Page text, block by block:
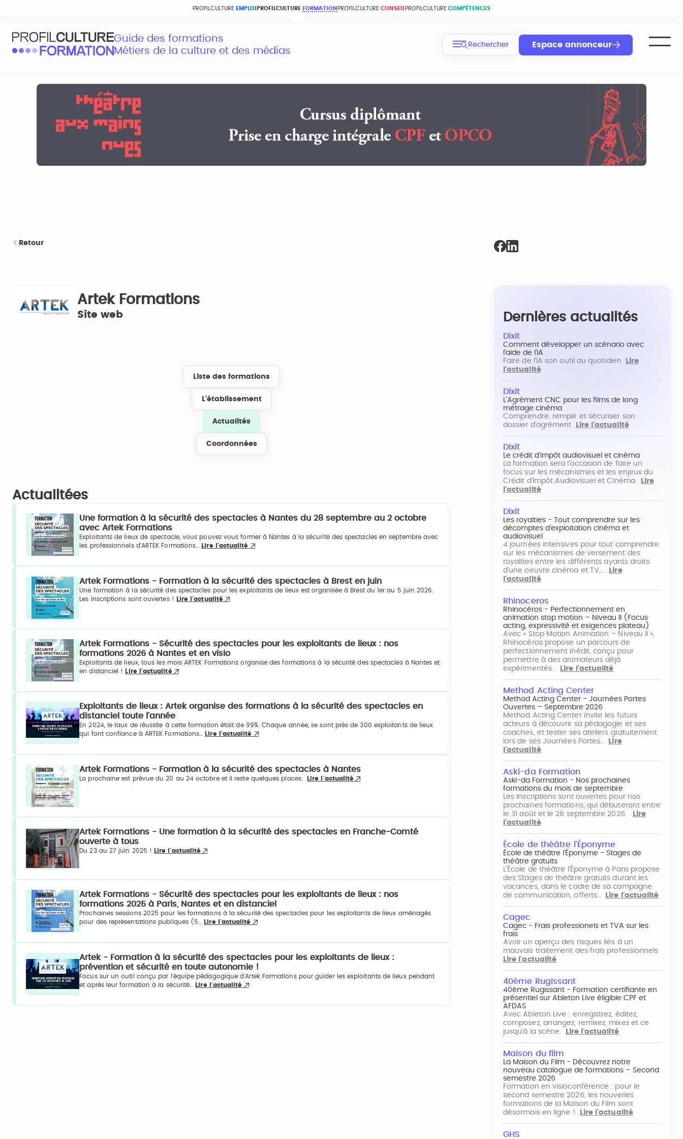
PROFILCULTURE EMPLOI PROFILCULTURE FORMATION PROFILCULTURE CONSEIL PROFILCULTURE COMPÉTENCES
Guide des formations
Métiers de la culture et des médias
Rechercher Espace annonceur
Retour
Artek Formations
Site web
Liste des formations
L'établissement
Actualités
Coordonnées
Actualitées
Une formation à la sécurité des spectacles à Nantes du 28 septembre au 2 octobre
avec Artek Formations
Exploitants de lieux de spectacle, vous pouvez vous former à Nantes à la sécurité des spectacles en septembre avec
les professionnels d'ARTEK Formations…
Lire l'actualité
Artek Formations - Formation à la sécurité des spectacles à Brest en juin
Une formation à la sécurité des spectacles pour les exploitants de lieux est organisée à Brest du 1er au 5 juin 2026.
Les inscriptions sont ouvertes !
Lire l'actualité
Artek Formations - Sécurité des spectacles pour les exploitants de lieux : nos
formations 2026 à Nantes et en visio
Exploitants de lieux, tous les mois ARTEK Formations organise des formations à la sécurité des spectacles à Nantes et
en distanciel !
Lire l'actualité
Exploitants de lieux : Artek organise des formations à la sécurité des spectacles en
distanciel toute l'année
En 2024, le taux de réussite à cette formation était de 99%. Chaque année, se sont près de 300 exploitants de lieux
qui font confiance à ARTEK Formations…
Lire l'actualité
Artek Formations - Formation à la sécurité des spectacles à Nantes
La prochaine est prévue du 20 au 24 octobre et il reste quelques places. Lire l'actualité
Artek Formations - Une formation à la sécurité des spectacles en Franche-Comté
ouverte à tous
Du 23 au 27 juin 2025 ! Lire l'actualité
Artek Formations - Sécurité des spectacles pour les exploitants de lieux : nos
formations 2025 à Paris, Nantes et en distanciel
Prochaines sessions 2025 pour les formations à la sécurité des spectacles pour les exploitants de lieux aménagés
pour des représentations publiques (5… Lire l'actualité
Artek - Formation à la sécurité des spectacles pour les exploitants de lieux :
prévention et sécurité en toute autonomie !
Focus sur un outil conçu par l'équipe pédagogique d'Artek Formations pour guider les exploitants de lieux pendant
et après leur formation à la sécurité…
Lire l'actualité
Dernières actualités
Dixit
Comment développer un scénario avec
l'aide de l'IA
Faire de l'IA son outil au quotidien
Lire
l'actualité
Dixit
L'Agrément CNC pour les films de long
métrage cinéma
Comprendre, remplir et sécuriser son
dossier d'agrément
Lire l'actualité
Dixit
Le crédit d'impôt audiovisuel et cinéma
La formation sera l'occasion de faire un
focus sur les mécanismes et les enjeux du
Crédit d'Impôt Audiovisuel et Cinéma.
Lire
l'actualité
Dixit
Les royalties - Tout comprendre sur les
décomptes d'exploitation cinéma et
audiovisuel
4 journées intensives pour tout comprendre
sur les mécanismes de versement des
royalties entre les différents ayants droits
d'une oeuvre cinéma et TV,…
Lire
l'actualité
Rhinoceros
Rhinocéros - Perfectionnement en
animation stop motion – Niveau II (Focus
acting, expressivité et exigences plateau)
Avec « Stop Motion Animation – Niveau II »,
Rhinocéros propose un parcours de
perfectionnement inédit, conçu pour
permettre à des animateurs déjà
expérimentés…
Lire l'actualité
Method Acting Center
Method Acting Center - Journées Portes
Ouvertes – Septembre 2026
Method Acting Center invite les futurs
acteurs à découvrir sa pédagogie et ses
coaches, et tester ses ateliers gratuitement
lors de ses Journées Portes…
Lire
l'actualité
Aski-da Formation
Aski-da Formation - Nos prochaines
formations du mois de septembre
Les inscriptions sont ouvertes pour nos
prochaines formations, qui débuteront entre
le 31 août et le 28 septembre 2026.
Lire
l'actualité
École de théâtre l'Éponyme
École de théâtre l'Éponyme - Stages de
théâtre gratuits
L'École de théâtre l'Éponyme à Paris propose
des Stages de théâtre gratuits durant les
vacances, dans le cadre de sa campagne
de communication, offerts…
Lire l'actualité
Cagec
Cagec - Frais professionels et TVA sur les
frais
Avoir un aperçu des risques liés à un
mauvais traitement des frais professionnels
Lire l'actualité
40ème Rugissant
40ème Rugissant - Formation certifiante en
présentiel sur Ableton Live éligible CPF et
AFDAS
Avec Ableton Live : enregistrez, éditez,
composez, arrangez, remixez, mixez et ce
jusqu'à la scène.
Lire l'actualité
Maison du film
La Maison du Film - Découvrez notre
nouveau catalogue de formations – Second
semestre 2026
Formation en visioconférence : pour le
second semestre 2026, les nouvelles
formations de la Maison du Film sont
désormais en ligne !
Lire l'actualité
GHS